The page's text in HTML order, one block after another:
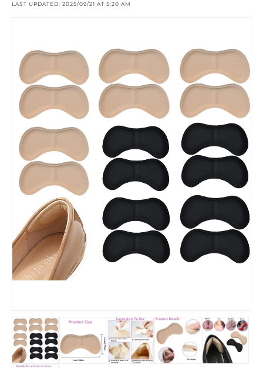
LAST UPDATED: 2025/09/21 AT 5:20 AM